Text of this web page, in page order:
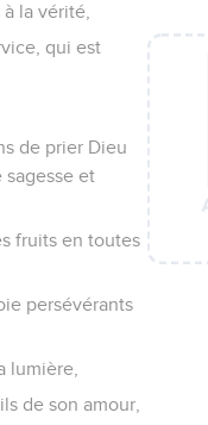
la vérité,
qui est
de prier Dieu
sagesse et
fruits en toutes
persévérants
lumière,
de son amour,